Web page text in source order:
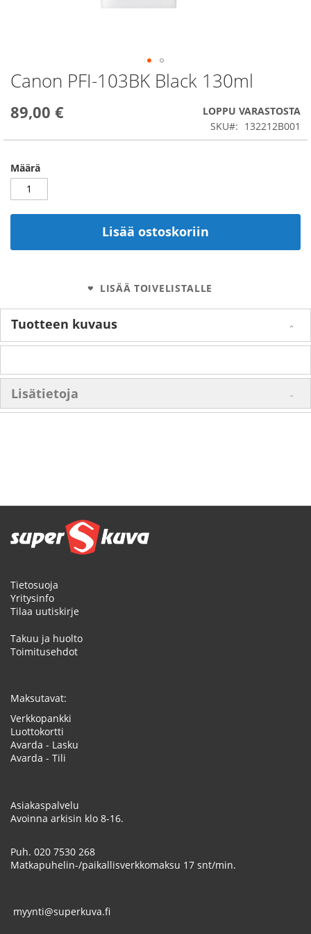
Canon PFI-103BK Black 130ml
89,00 €
LOPPU VARASTOSTA
SKU
132212B001
Määrä
Lisää ostoskoriin
LISÄÄ TOIVELISTALLE
Skip
to
beginning
the
gallery
Tuotteen kuvaus
Lisätietoja
Tietosuoja
Yritysinfo
Tilaa uutiskirje
Takuu ja huolto
Toimitusehdot
Maksutavat:
Verkkopankki
Luottokortti
Avarda - Lasku
Avarda - Tili
Asiakaspalvelu
Avoinna arkisin klo 8-16.
Puh. 020 7530 268
Matkapuhelin-/paikallisverkkomaksu 17 snt/min.
myynti@superkuva.fi